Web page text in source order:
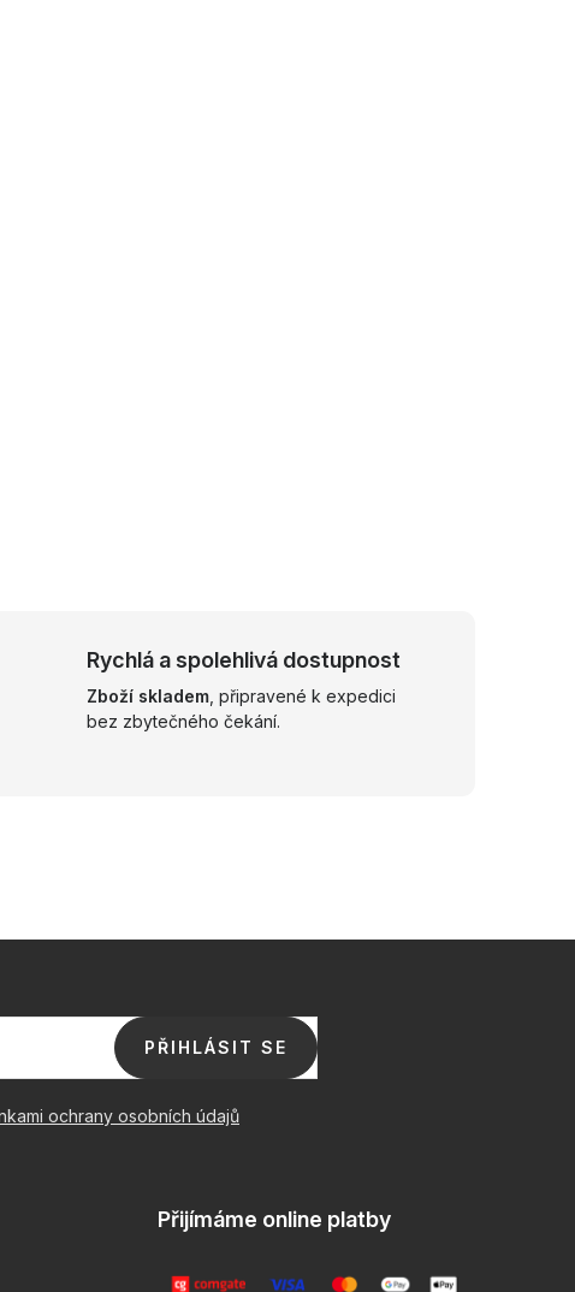
Rychlá a spolehlivá dostupnost
Zboží skladem , připravené k expedici
bez zbytečného čekání.
ochrany osobních údajů
PŘIHLÁSIT SE
Přijímáme online platby